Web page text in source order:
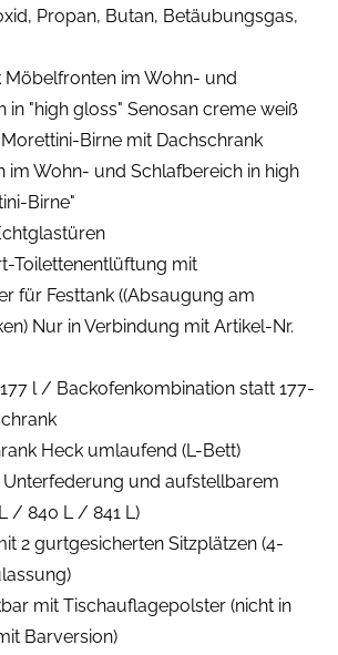
Propan, Butan, Betäubungsgas,
Möbelfronten im Wohn- und
in "high gloss" Senosan creme weiß
Birne mit Dachschrank
im Wohn- und Schlafbereich in high
Birne"
Toilettenentlüftung mit
für Festtank ((Absaugung am
Nur in Verbindung mit Artikel-Nr.
l / Backofenkombination statt 177-
Heck umlaufend (L-Bett)
und aufstellbarem
/ 840 L / 841 L)
2 gurtgesicherten Sitzplätzen (4-
mit Tischauflagepolster (nicht in
Barversion)